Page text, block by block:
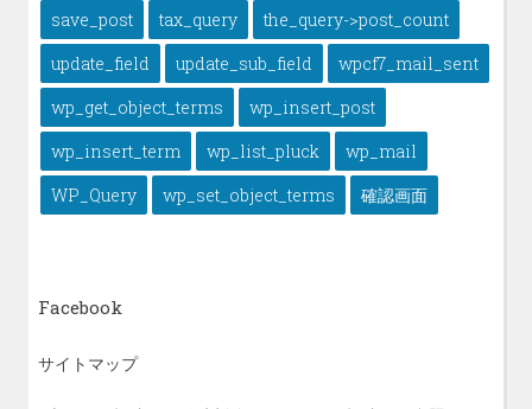
save_post
tax_query
the_query->post_count
update_field
update_sub_field
wpcf7_mail_sent
wp_get_object_terms
wp_insert_post
wp_insert_term
wp_list_pluck
wp_mail
WP_Query
wp_set_object_terms 確認画面
Facebook
サイトマップ